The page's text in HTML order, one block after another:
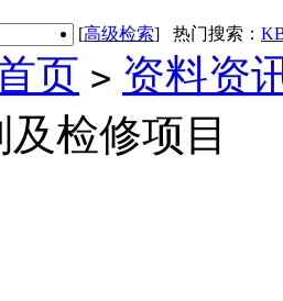
[高级检索] 热门搜索：
页 > 资料资
检修项目